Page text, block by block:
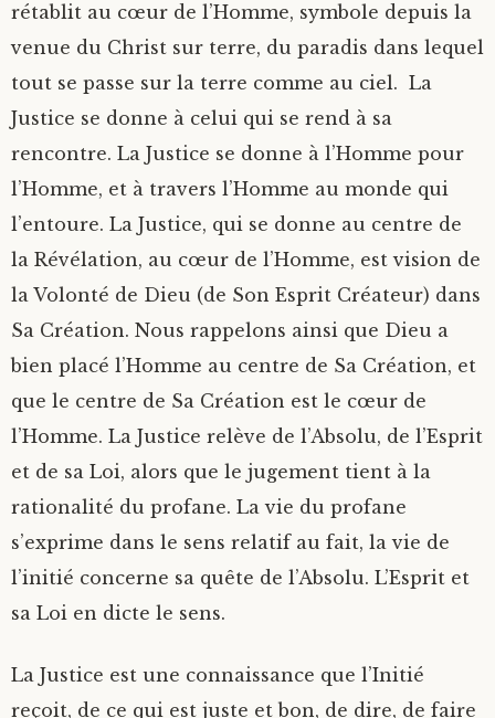
rétablit au cœur de l’Homme, symbole depuis la
venue du Christ sur terre, du paradis dans lequel
tout se passe sur la terre comme au ciel. La
Justice se donne à celui qui se rend à sa
rencontre. La Justice se donne à l’Homme pour
l’Homme, et à travers l’Homme au monde qui
l’entoure. La Justice, qui se donne au centre de
la Révélation, au cœur de l’Homme, est vision de
la Volonté de Dieu (de Son Esprit Créateur) dans
Sa Création. Nous rappelons ainsi que Dieu a
bien placé l’Homme au centre de Sa Création, et
que le centre de Sa Création est le cœur de
l’Homme. La Justice relève de l’Absolu, de l’Esprit
et de sa Loi, alors que le jugement tient à la
rationalité du profane. La vie du profane
s’exprime dans le sens relatif au fait, la vie de
l’initié concerne sa quête de l’Absolu. L’Esprit et
sa Loi en dicte le sens.
La Justice est une connaissance que l’Initié
reçoit, de ce qui est juste et bon, de dire, de faire